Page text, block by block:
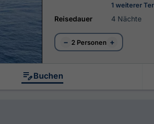
1 weiterer
Reisedauer 4 Nächte
− 2 Personen +
Buchen